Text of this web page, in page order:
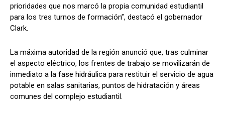
prioridades que nos marcó la propia comunidad estudiantil
para los tres turnos de formación”, destacó el gobernador
Clark.
La máxima autoridad de la región anunció que, tras culminar
el aspecto eléctrico, los frentes de trabajo se movilizarán de
inmediato a la fase hidráulica para restituir el servicio de agua
potable en salas sanitarias, puntos de hidratación y áreas
comunes del complejo estudiantil.